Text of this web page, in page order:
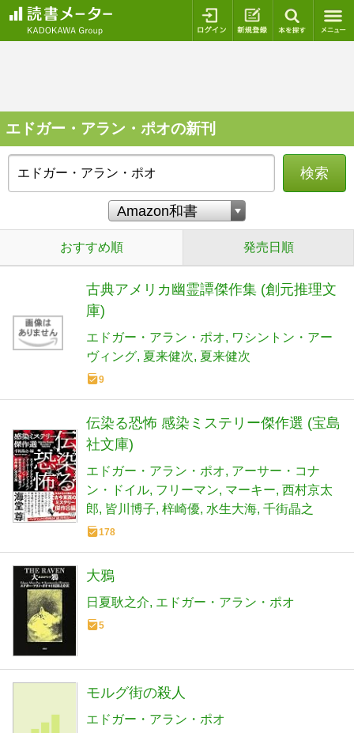
ログイン 新規登録
エドガー・アラン・ポオの新刊
検索
おすすめ順 発売日順
古典アメリカ幽霊譚傑作集 (創元推理文
庫)
エドガー・アラン・ポオ
ワシントン・アー
ヴィング 夏来健次 夏来健次
9
伝染る恐怖 感染ミステリー傑作選 (宝島
社文庫)
エドガー・アラン・ポオ アーサー・コナ
ン・ドイル フリーマン マーキー 西村京太
郎 皆川博子 梓崎優 水生大海 千街晶之
178
大鴉
日夏耿之介 エドガー・アラン・ポオ
5
モルグ街の殺人
エドガー・アラン・ポオ